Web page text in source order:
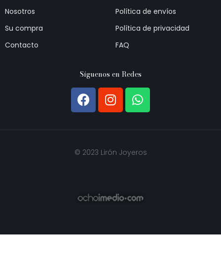
Nosotros
Su compra
Contacto
Política de envíos
Política de privacidad
FAQ
Síguenos en Redes
© 2023 Lirón Joyeros